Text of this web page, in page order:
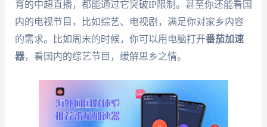
育的中超直播，都能通过它突破IP限制。甚至你还能看国
内的电视节目，比如综艺、电视剧，满足你对家乡内容
的需求。比如周末的时候，你可以用电脑打开番茄加速
器，看国内的综艺节目，缓解思乡之情。